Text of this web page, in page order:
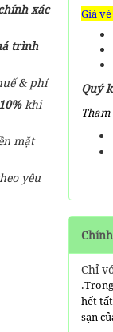
xác
trình
& phí
khi
mặt
yêu
Giá
Quý
Chỉ
.
hết
sạn